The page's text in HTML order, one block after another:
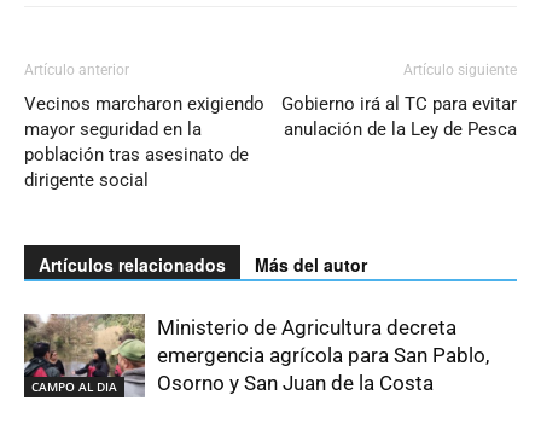
Artículo anterior
Vecinos marcharon exigiendo
mayor seguridad en la
población tras asesinato de
dirigente social
Artículo siguiente
Gobierno irá al TC para evitar
anulación de la Ley de Pesca
Artículos relacionados Más del autor
CAMPO AL DIA
Ministerio de Agricultura decreta
emergencia agrícola para San Pablo,
Osorno y San Juan de la Costa